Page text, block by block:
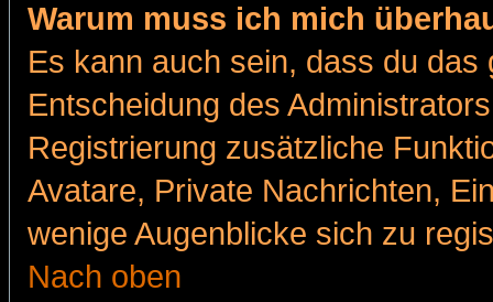
Warum muss ich mich
Es kann auch sein, dass du
Entscheidung des
Registrierung zusätzliche
Avatare, Private Nachrichten,
wenige Augenblicke sich zu
Nach oben